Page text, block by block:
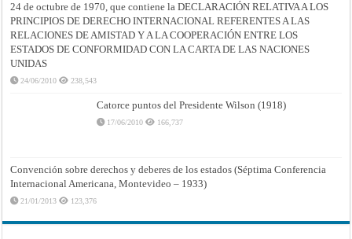
24 de octubre de 1970, que contiene la DECLARACIÓN RELATIVA A LOS
PRINCIPIOS DE DERECHO INTERNACIONAL REFERENTES A LAS
RELACIONES DE AMISTAD Y A LA COOPERACIÓN ENTRE LOS
ESTADOS DE CONFORMIDAD CON LA CARTA DE LAS NACIONES
UNIDAS
24/06/2010 238,543
Catorce puntos del Presidente Wilson (1918)
17/06/2010 166,737
Convención sobre derechos y deberes de los estados (Séptima Conferencia
Internacional Americana, Montevideo – 1933)
21/01/2013 123,376